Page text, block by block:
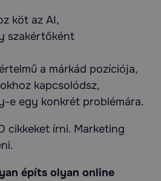
köt az AI,
szakértőként
a márkád pozíciója,
kapcsolódsz,
e egy konkrét problémára.
cikkeket írni. Marketing
építs olyan online